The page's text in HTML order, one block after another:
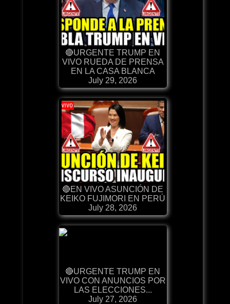
🔴URGENTE TRUMP EN
VIVO RUEDA DE PRENSA
EN LA CASA BLANCA
July 29, 2026
🔴EN VIVO ASUNCIÓN DE
KEIKO FUJIMORI EN PERÚ
July 28, 2026
🔴URGENTE TRUMP EN
VIVO CON ANUNCIOS POR
LAS ELECCIONES...
July 27, 2026